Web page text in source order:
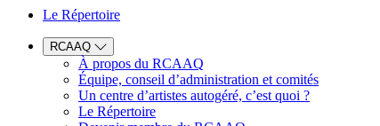
Le Répertoire
RCAAQ
À propos du RCAAQ
Équipe, conseil d’administration et comités
Un centre d’artistes autogéré, c’est quoi ?
Le Répertoire